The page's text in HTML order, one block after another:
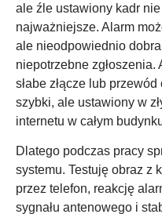
ale źle ustawiony kadr
najważniejsze. Alarm
ale nieodpowiednio
niepotrzebne
słabe złącze lub
szybki, ale ustawiony w
internetu w całym
Dlatego podczas pracy
systemu. Testuję obraz z
przez telefon, reakcję
sygnału antenowego i